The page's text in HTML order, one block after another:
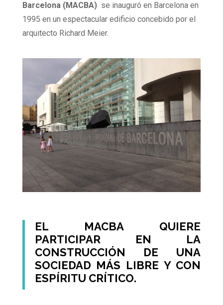
Barcelona (MACBA) se inauguró en Barcelona en
1995 en un espectacular edificio concebido por el
arquitecto Richard Meier.
EL MACBA QUIERE
PARTICIPAR EN LA
CONSTRUCCIÓN DE UNA
SOCIEDAD MÁS LIBRE Y CON
ESPÍRITU CRÍTICO.